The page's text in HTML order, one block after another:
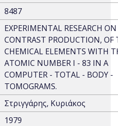
8487
EXPERIMENTAL RESEARCH
CONTRAST PRODUCTION, OF
CHEMICAL ELEMENTS WITH
ATOMIC NUMBER I - 83 IN A
COMPUTER - TOTAL - BODY -
TOMOGRAMS.
Στριγγάρης, Κυριάκος
1979